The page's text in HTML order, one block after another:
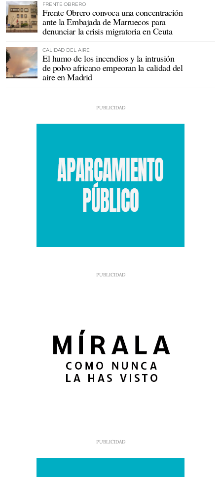
FRENTE OBRERO
Frente Obrero convoca una concentración
ante la Embajada de Marruecos para
denunciar la crisis migratoria en Ceuta
CALIDAD DEL AIRE
El humo de los incendios y la intrusión
de polvo africano empeoran la calidad del
aire en Madrid